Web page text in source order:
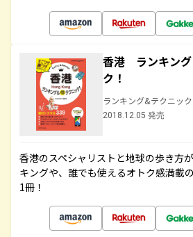
香港 ランキング
ク！
ランキング&テクニック
2018.12.05 発売
香港のスペシャリストと地球の歩き方
キングや、誰でも使えるオトク感満載
1冊！